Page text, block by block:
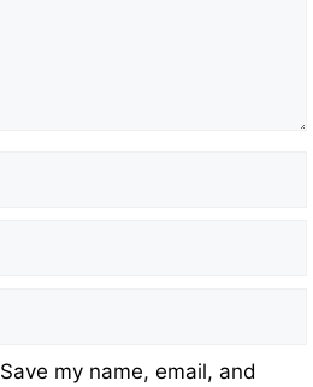
Save my name, email, and